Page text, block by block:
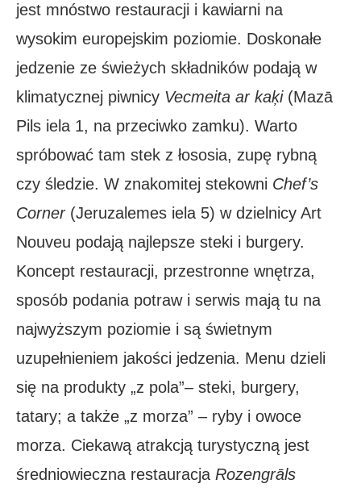
jest mnóstwo restauracji i kawiarni na
wysokim europejskim poziomie. Doskonałe
jedzenie ze świeżych składników podają w
klimatycznej piwnicy Vecmeita ar kaķi(Mazā
Pils iela 1, na przeciwko zamku). Warto
spróbować tam stek z łososia, zupę rybną
czy śledzie. W znakomitej stekowni Chef’s
Corner(Jeruzalemes iela 5) w dzielnicy Art
Nouveu podają najlepsze steki i burgery.
Koncept restauracji, przestronne wnętrza,
sposób podania potraw i serwis mają tu na
najwyższym poziomie i są świetnym
uzupełnieniem jakości jedzenia. Menu dzieli
się na produkty „z pola”– steki, burgery,
tatary; a także „z morza” – ryby i owoce
morza. Ciekawą atrakcją turystyczną jest
średniowieczna restauracja Rozengrāls